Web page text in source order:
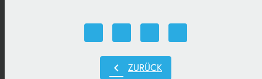
chevron_left ZURÜCK